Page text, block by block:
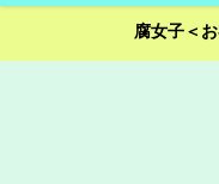
腐女子＜